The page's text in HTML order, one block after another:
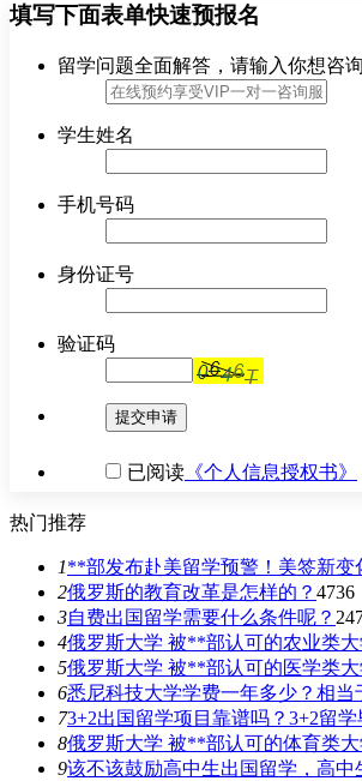
填写下面表单快速预报名
留学问题全面解答，请输入你想咨
学生姓名
手机号码
身份证号
验证码
提交申请
已阅读 《个人信息授权书》
热门推荐
1**部发布赴美留学预警！美签新变
2俄罗斯的教育改革是怎样的？ 4736
3自费出国留学需要什么条件呢？
4俄罗斯大学 被**部认可的农业类
5俄罗斯大学 被**部认可的医学类
6悉尼科技大学学费一年多少？相当
73+2出国留学项目靠谱吗？3+2留
8俄罗斯大学 被**部认可的体育类
9该不该鼓励高中生出国留学，高中